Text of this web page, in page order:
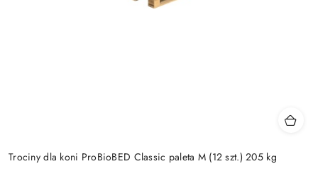
Trociny dla koni ProBioBED Classic paleta M (12 szt.) 205 kg